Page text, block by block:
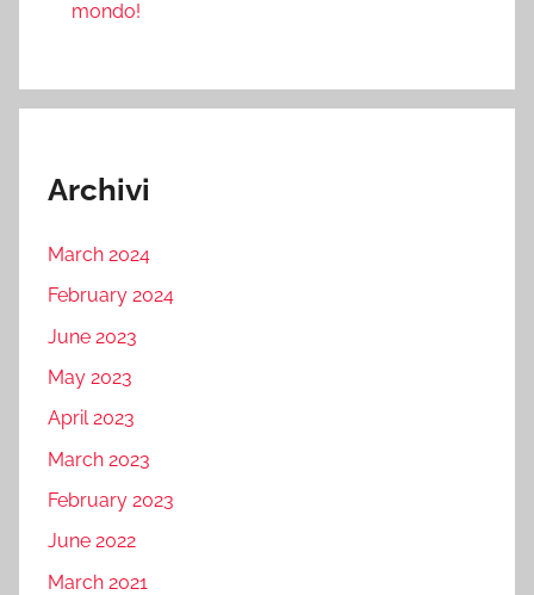
mondo!
Archivi
March 2024
February 2024
June 2023
May 2023
April 2023
March 2023
February 2023
June 2022
March 2021